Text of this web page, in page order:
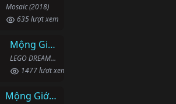
Mosaic (2018)
635 lượt xem
Mộng Giới (Phần 2)
LEGO DREAMZzz (Season 2) (2024)
1477 lượt xem
Mộng Giới (Phần 1)